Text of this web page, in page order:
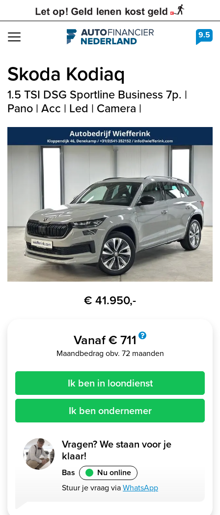
Navigation 9.5
Skoda Kodiaq
1.5 TSI DSG Sportline Business 7p. |
Pano | Acc | Led | Camera |
€ 41.950,-
Vanaf € 711
Maandbedrag obv. 72 maanden
Ik ben in loondienst
Ik ben ondernemer
Vragen? We staan voor je
klaar!
Bas
Nu online
Stuur je vraag viaWhatsApp